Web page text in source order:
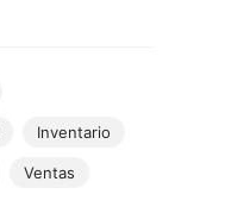
Inventario
Ventas